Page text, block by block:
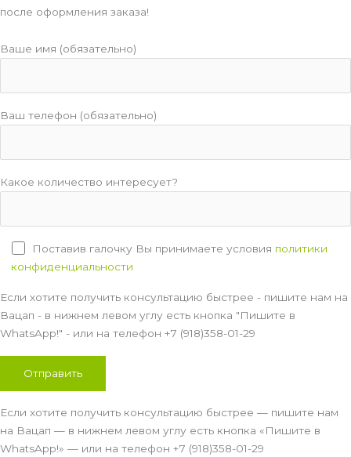
после оформления заказа!
Ваше имя (обязательно)
Ваш телефон (обязательно)
Какое количество интересует?
Поставив галочку Вы принимаете условия политики
конфиденциальности
Если хотите получить консультацию быстрее - пишите нам на
Вацап - в нижнем левом углу есть кнопка "Пишите в
WhatsApp!" - или на телефон +7 (918)358-01-29
Если хотите получить консультацию быстрее — пишите нам
на Вацап — в нижнем левом углу есть кнопка «Пишите в
WhatsApp!» — или на телефон +7 (918)358-01-29